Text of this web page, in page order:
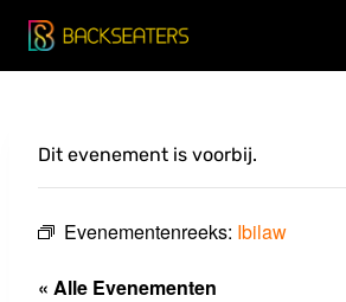
Doorgaan
naar
Dit evenement is voorbij.
Evenementenreeks: Ibilaw
« Alle Evenementen